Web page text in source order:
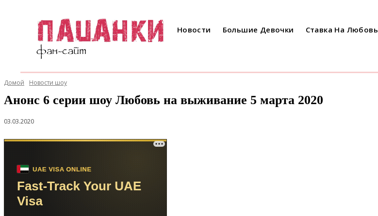
Новости Большие Девочки Ставка На Любовь
Домой Новости шоу
Анонс 6 серии шоу Любовь на выживание 5 марта 2020
03.03.2020